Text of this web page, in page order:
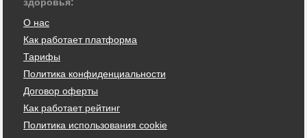
О нас
Как работает платформа
Тарифы
Политика конфиденциальности
Договор оферты
Как работает рейтинг
Политика использования cookie